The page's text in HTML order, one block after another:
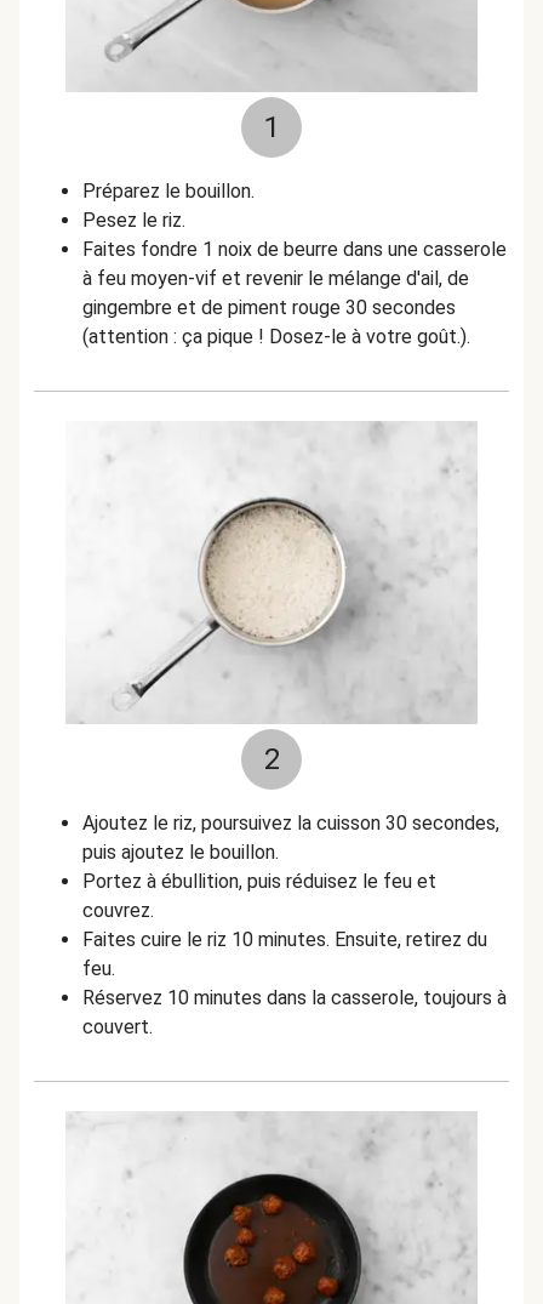
1
Préparez le bouillon.
Pesez le riz.
Faites fondre 1 noix de beurre dans une casserole
à feu moyen-vif et revenir le mélange d'ail, de
gingembre et de piment rouge 30 secondes
(attention : ça pique ! Dosez-le à votre goût.).
2
Ajoutez le riz, poursuivez la cuisson 30 secondes,
puis ajoutez le bouillon.
Portez à ébullition, puis réduisez le feu et
couvrez.
Faites cuire le riz 10 minutes. Ensuite, retirez du
feu.
Réservez 10 minutes dans la casserole, toujours à
couvert.